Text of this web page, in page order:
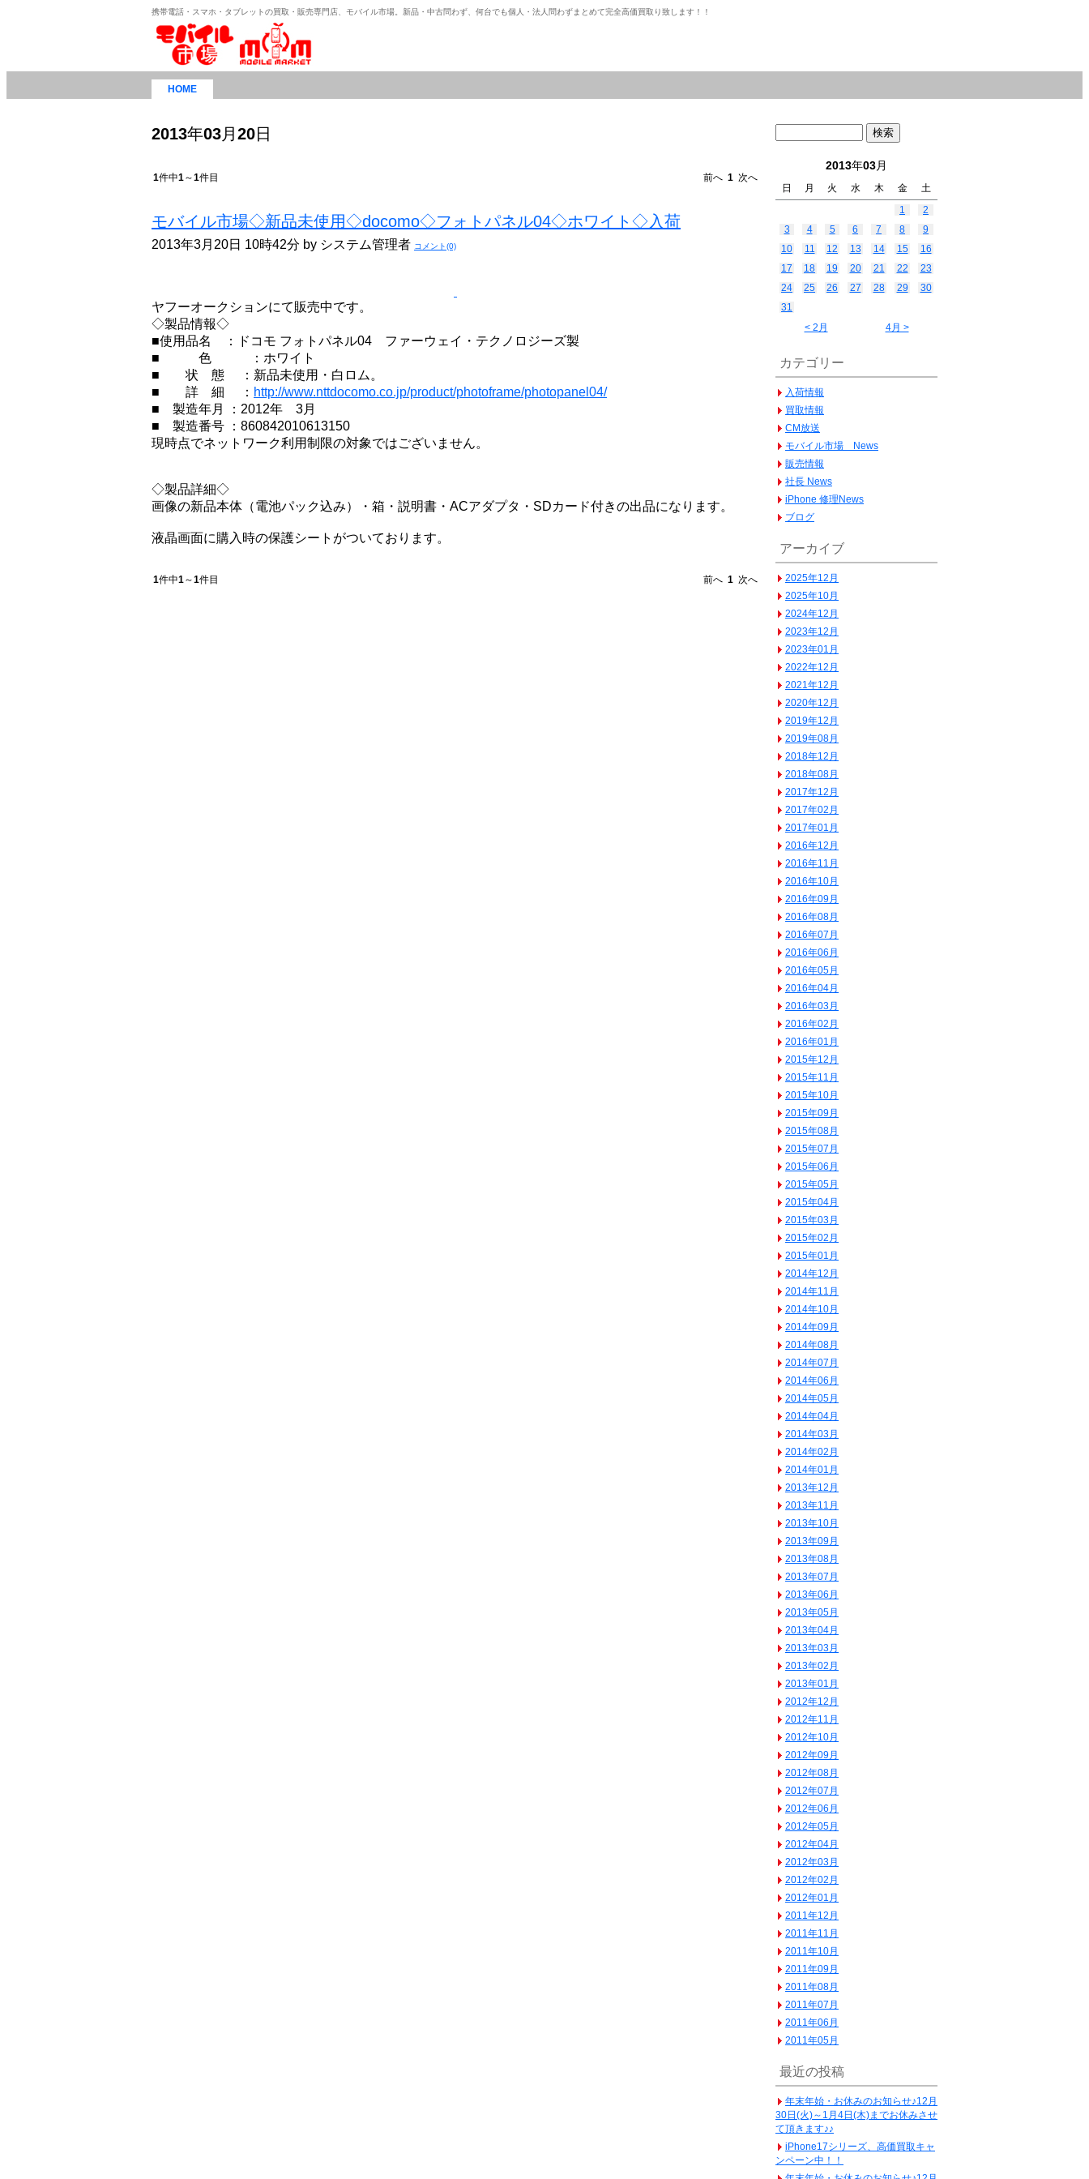
携帯電話・スマホ・タブレットの買取・販売専門店、モバイル市場。新品・中古問わず、何台でも個人・法人問わずまとめて完全高価買取り致します！！
HOME
2013年03月 20日
1件中1～1件目 前へ 1 次へ
モバイル市場◇新品未使用◇docomo◇フォトパネル04◇ホワイト◇入荷
2013年3月20日 10時42分 by システム管理者 コメント(0)
ヤフーオークションにて販売中です。
◇製品情報◇
■使用品名 ：ドコモ フォトパネル04 ファーウェイ・テクノロジーズ製
■ 色 ：ホワイト
■ 状 態 ：新品未使用・白ロム。
■ 詳 細 ： http://www.nttdocomo.co.jp/product/photoframe/photopanel04/
■ 製造年月 ：2012年 3月
■ 製造番号 ：860842010613150
現時点でネットワーク利用制限の対象ではございません。
◇製品詳細◇
画像の新品本体（電池パック込み）・箱・説明書・ACアダプタ・SDカード付きの出品になります。
液晶画面に購入時の保護シートがついております。
1件中1～1件目 前へ 1 次へ
2013年03月
日 月 火 水 木 金
土
1
2
3
4 5 6 7 8
9
10
11 12 13 14 15
16
17
18 19 20 21 22
23
24
25 26 27 28 29
30
31
< 2月
4月 >
カテゴリー
入荷情報
買取情報
CM放送
モバイル市場 News
販売情報
社長 News
iPhone 修理News
ブログ
アーカイブ
2025年12月
2025年10月
2024年12月
2023年12月
2023年01月
2022年12月
2021年12月
2020年12月
2019年12月
2019年08月
2018年12月
2018年08月
2017年12月
2017年02月
2017年01月
2016年12月
2016年11月
2016年10月
2016年09月
2016年08月
2016年07月
2016年06月
2016年05月
2016年04月
2016年03月
2016年02月
2016年01月
2015年12月
2015年11月
2015年10月
2015年09月
2015年08月
2015年07月
2015年06月
2015年05月
2015年04月
2015年03月
2015年02月
2015年01月
2014年12月
2014年11月
2014年10月
2014年09月
2014年08月
2014年07月
2014年06月
2014年05月
2014年04月
2014年03月
2014年02月
2014年01月
2013年12月
2013年11月
2013年10月
2013年09月
2013年08月
2013年07月
2013年06月
2013年05月
2013年04月
2013年03月
2013年02月
2013年01月
2012年12月
2012年11月
2012年10月
2012年09月
2012年08月
2012年07月
2012年06月
2012年05月
2012年04月
2012年03月
2012年02月
2012年01月
2011年12月
2011年11月
2011年10月
2011年09月
2011年08月
2011年07月
2011年06月
2011年05月
最近の投稿
年末年始・お休みのお知らせ♪12月
30日(火)～1月4日(木)までお休みさせ
て頂きます♪♪
iPhone17シリーズ、高価買取キャ
ンペーン中！！